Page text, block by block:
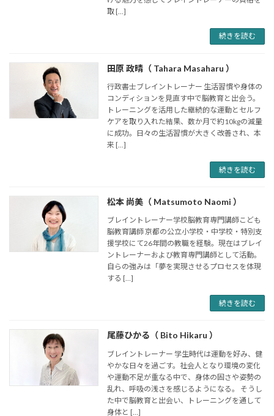
取 […]
続きを読む
田原 政晴（ Tahara Masaharu ）
行政書士ブレイントレーナー 生活習慣や身体の
コンディションを見直す中で脳教育と出会う。
トレーニングを活用した継続的な運動とセルフ
ケアを取り入れた結果、数か月で約10kgの減量
に成功。日々の生活習慣が大きく改善され、本
来 […]
続きを読む
松本 尚美（ Matsumoto Naomi ）
ブレイントレーナー学校脳教育専門講師こども
脳教育講師 京都の公立小学校・中学校・特別支
援学校にて26年間の教職を経験。現在はブレイ
ントレーナーおよび教育専門講師として活動。
自らの強みは「夢を実現させるプロセスを体現
する […]
続きを読む
尾藤ひかる（ Bito Hikaru ）
ブレイントレーナー 学生時代は運動を好み、健
やかな日々を過ごす。社会人となり環境の変化
や運動不足が重なる中で、身体の固さや姿勢の
乱れ、呼吸の浅さを感じるようになる。 そうし
た中で脳教育と出会い、トレーニングを通して
身体と […]